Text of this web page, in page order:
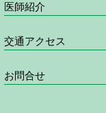
医師紹介
交通アクセス
お問合せ